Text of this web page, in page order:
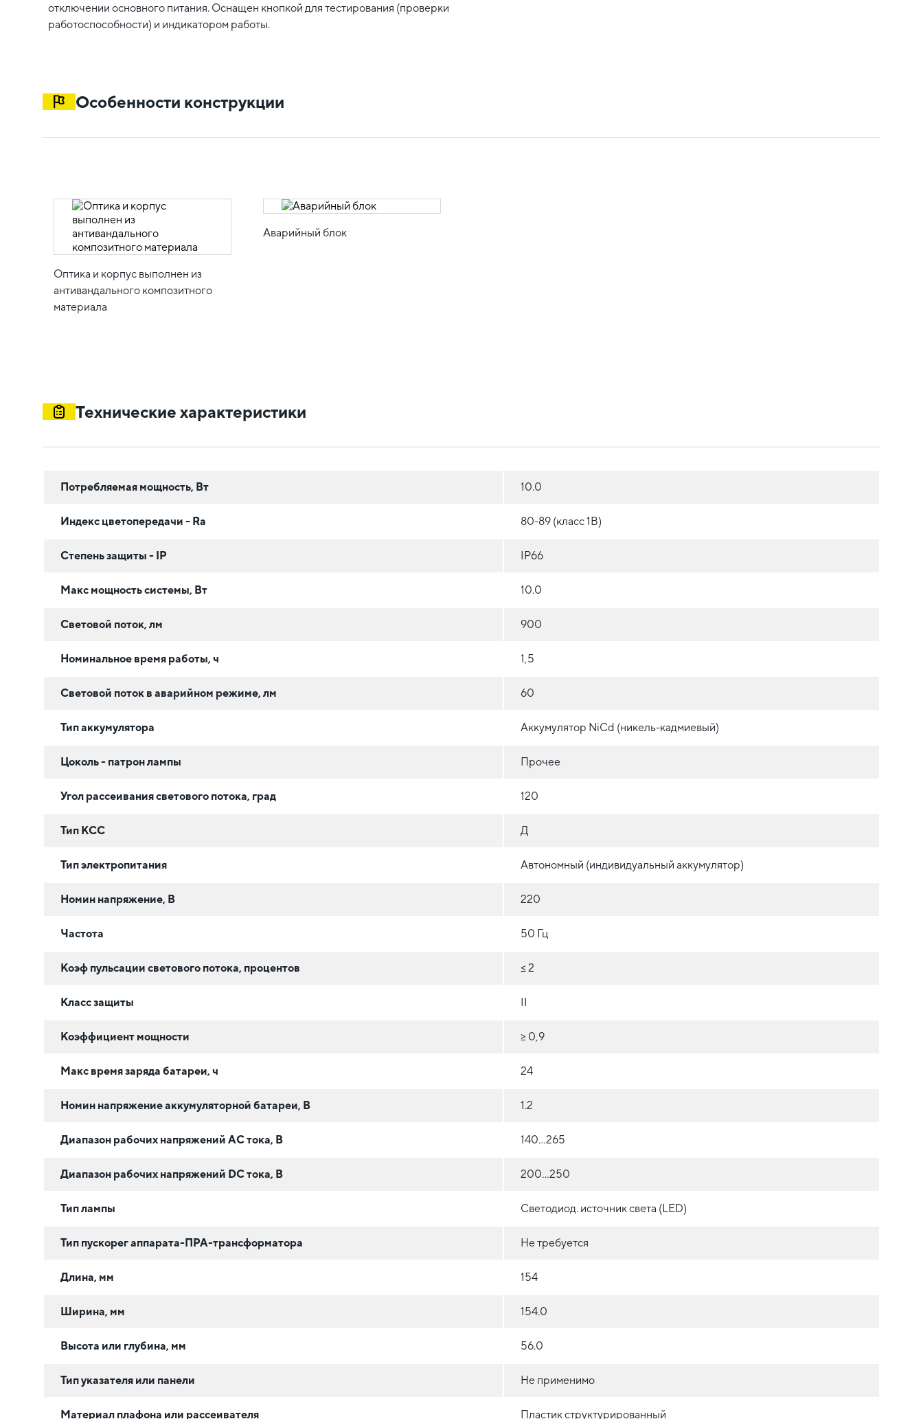
отключении основного питания. Оснащен кнопкой для тестирования (проверки
работоспособности) и индикатором работы.
Особенности конструкции
Оптика и корпус выполнен из
антивандального композитного
материала
Аварийный блок
Технические характеристики
Потребляемая мощность, Вт 10.0
Индекс цветопередачи - Ra 80-89 (класс 1B)
Степень защиты - IP IP66
Макс мощность системы, Вт 10.0
Световой поток, лм 900
Номинальное время работы, ч 1,5
Световой поток в аварийном режиме, лм 60
Тип аккумулятора Аккумулятор NiCd (никель-кадмиевый)
Цоколь - патрон лампы Прочее
Угол рассеивания светового потока, град 120
Тип КСС Д
Тип электропитания Автономный (индивидуальный аккумулятор)
Номин напряжение, В 220
Частота 50 Гц
Коэф пульсации светового потока, процентов ≤ 2
Класс защиты
Коэффициент мощности ≥ 0,9
Макс время заряда батареи, ч 24
Номин напряжение аккумуляторной батареи, В 1.2
Диапазон рабочих напряжений AC тока, В 140…265
Диапазон рабочих напряжений DC тока, В 200…250
Тип лампы Светодиод. источник света (LED)
Тип пускорег аппарата-ПРА-трансформатора Не требуется
Длина, мм 154
Ширина, мм 154.0
Высота или глубина, мм 56.0
Тип указателя или панели Не применимо
Материал плафона или рассеивателя Пластик структурированный